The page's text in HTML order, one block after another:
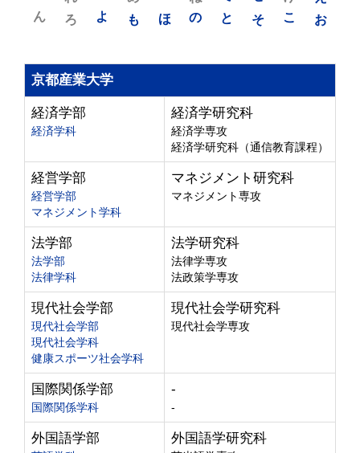
お
こ
そ
と
の
ほ
も
よ
ろ
ん
京都産業大学
経済学部
経済学科
経済学研究科
経済学専攻
経済学研究科（通信教育課程）
経営学部
経営学部
マネジメント学科
マネジメント研究科
マネジメント専攻
法学部
法学部
法律学科
法学研究科
法律学専攻
法政策学専攻
現代社会学部
現代社会学部
現代社会学科
健康スポーツ社会学科
現代社会学研究科
現代社会学専攻
国際関係学部
国際関係学科
-
-
外国語学部 外国語学研究科